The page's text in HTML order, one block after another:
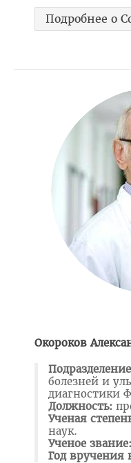
Алгоритм подачи
Вступительный экзамен
Приемная комиссия
Вступительная кампания
Университетские
Приказ о зачислении
Положение об
Квоты для зачисления
Приказ о результатах
Алгоритм подачи
университетских
Общежитие
Для иностранных
Часто задаваемые
Стоимость обучения в
Профориентация
Подробнее о
Окороков
болезней и
диагностики
Должность:
Ученая
наук.
Ученое звание:
Год вручения